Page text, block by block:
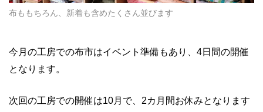
布ももちろん、新着も含めたくさん並びます
今月の工房での布市はイベント準備もあり、4日間の開催
となります。
次回の工房での開催は10月で、2カ月間お休みとなります